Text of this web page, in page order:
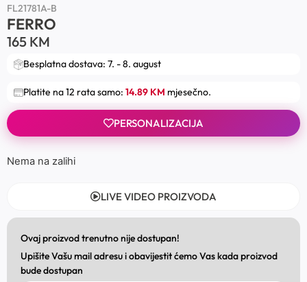
FL21781A-B
FERRO
165 KM
Besplatna dostava: 7. - 8. august
Platite na 12 rata samo: 14.89 KM mjesečno.
PERSONALIZACIJA
Nema na zalihi
LIVE VIDEO PROIZVODA
Ovaj proizvod trenutno nije dostupan!
Upišite Vašu mail adresu i obavijestit ćemo Vas kada proizvod
bude dostupan